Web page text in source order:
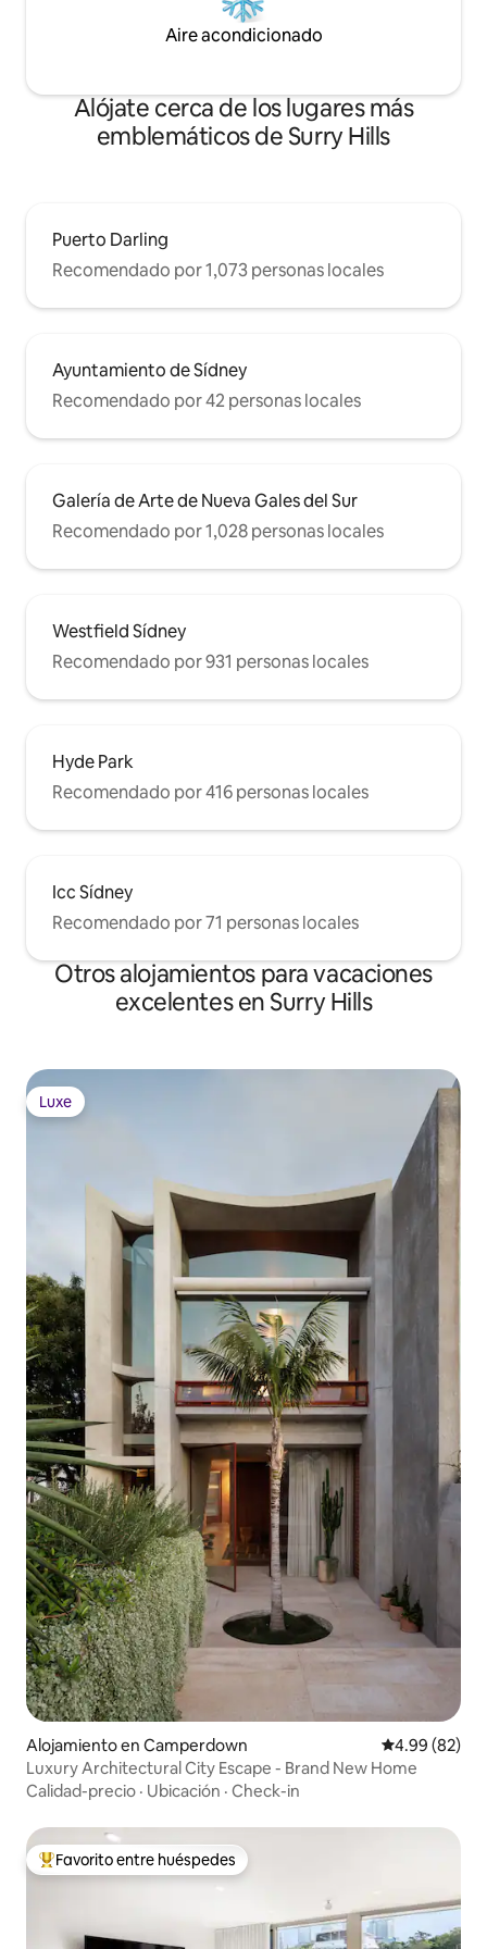
Aire acondicionado
Alójate cerca de los lugares más
emblemáticos de Surry Hills
Puerto Darling
Recomendado por 1,073 personas locales
Ayuntamiento de Sídney
Recomendado por 42 personas locales
Galería de Arte de Nueva Gales del Sur
Recomendado por 1,028 personas locales
Westfield Sídney
Recomendado por 931 personas locales
Hyde Park
Recomendado por 416 personas locales
Icc Sídney
Recomendado por 71 personas locales
Otros alojamientos para vacaciones
excelentes en Surry Hills
Luxe
Luxe
Alojamiento en Camperdown Calificación
4.99 (82)
Luxury Architectural City Escape - Brand New Home
Calidad-precio · Ubicación · Check-in
Favorito entre huéspedes preferido
Favorito entre huéspedes